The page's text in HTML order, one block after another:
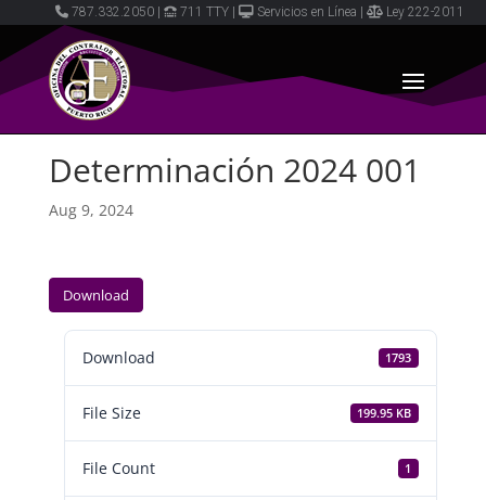
787.332.2050 711 TTY Servicios en Línea Ley 222-2011
Determinación 2024 001
Aug 9, 2024
Download
Download 1793
File Size 199.95 KB
File Count 1